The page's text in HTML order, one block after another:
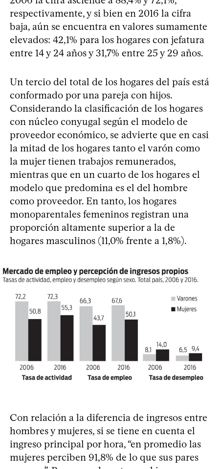
respectivamente, y si bien en 2016 la cifra
baja, aún se encuentra en valores sumamente
elevados: 42,1% para los hogares con jefatura
entre 14 y 24 años y 31,7% entre 25 y 29 años.
Un tercio del total de los hogares del país está
conformado por una pareja con hijos.
Considerando la clasificación de los hogares
con núcleo conyugal según el modelo de
proveedor económico, se advierte que en casi
la mitad de los hogares tanto el varón como
la mujer tienen trabajos remunerados,
mientras que en un cuarto de los hogares el
modelo que predomina es el del hombre
como proveedor. En tanto, los hogares
monoparentales femeninos registran una
proporción altamente superior a la de
hogares masculinos (11,0% frente a 1,8%).
Con relación a la diferencia de ingresos entre
hombres y mujeres, si se tiene en cuenta el
ingreso principal por hora, “en promedio las
mujeres perciben 91,8% de lo que sus pares